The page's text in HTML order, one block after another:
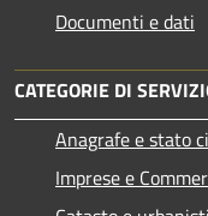
Documenti e dati
CATEGORIE DI
Anagrafe e stato
Imprese e